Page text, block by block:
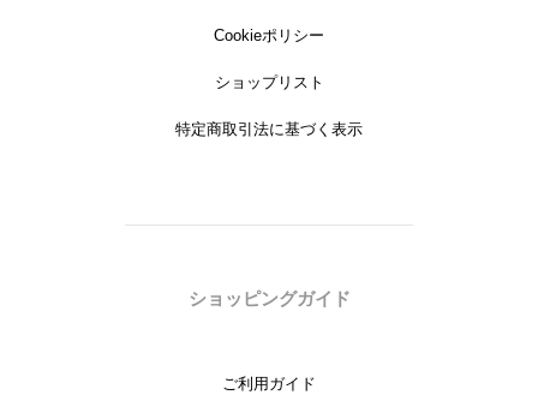
Cookieポリシー
ショップリスト
特定商取引法に基づく表示
ショッピングガイド
ご利用ガイド